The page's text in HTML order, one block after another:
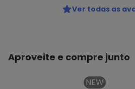
Ver todas as
Aproveite e compre junto
NEW